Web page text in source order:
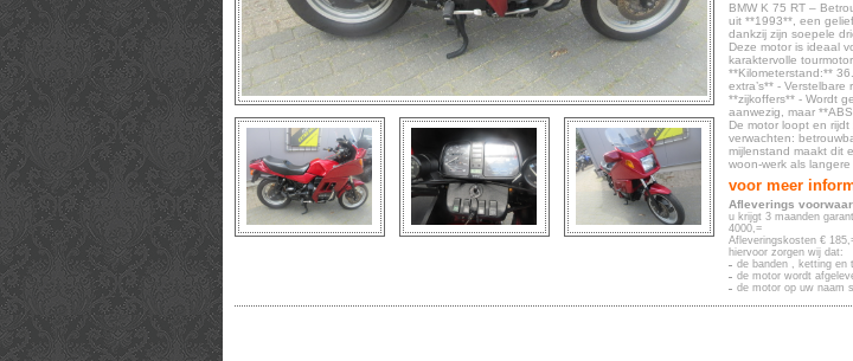
BMW K 75 RT –
uit **1993**, een
dankzij zijn soepele
Deze motor is ideaal
karaktervolle
**Kilometerstand:**
extra’s** -
**zijkoffers** - Wordt
aanwezig, maar
De motor loopt en
verwachten:
mijlenstand maakt dit
woon-werk als langere
voor meer
Afleverings
u krijgt 3 maanden
4000,=
Afleveringskosten €
hiervoor zorgen wij dat:
de banden , ketting en
de motor wordt
de motor op uw naam